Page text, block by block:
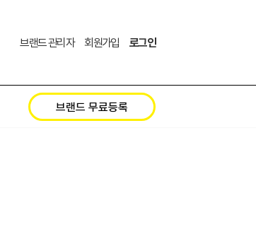
브랜드 관리자 회원가입 로그인
브랜드 무료등록